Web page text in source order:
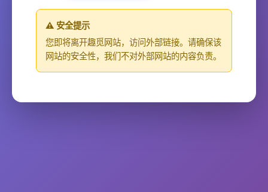
⚠️ 安全提示
您即将离开趣觅网站，访问外部链接。请确保该
网站的安全性，我们不对外部网站的内容负责。